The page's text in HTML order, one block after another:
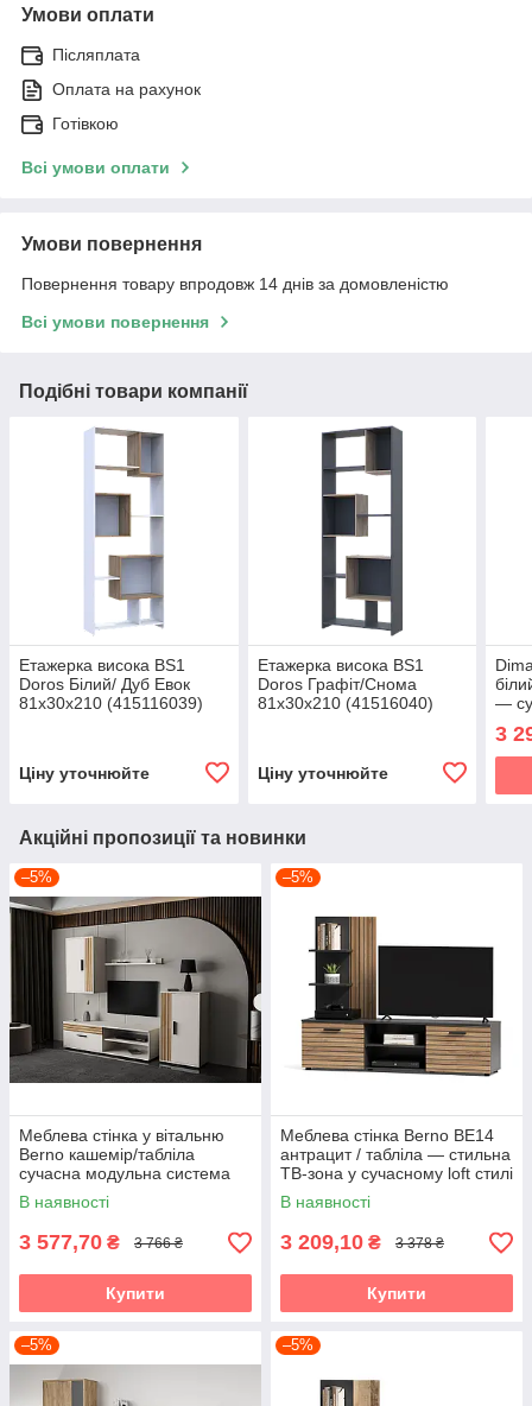
Умови оплати
Післяплата
Оплата на рахунок
Готівкою
Всі умови оплати
Умови повернення
Повернення товару впродовж 14 днів за домовленістю
Всі умови повернення
Подібні товари компанії
Етажерка висока BS1
Doros Білий/ Дуб Евок
81х30х210 (415116039)
Ціну уточнюйте
Етажерка висока BS1
Doros Графіт/Снома
81х30х210 (41516040)
Ціну уточнюйте
—
3
Акційні пропозиції та новинки
–5%
Меблева стінка у вітальню
Berno кашемір/табліла
сучасна модульна система
під телевізор Accord
В наявності
3 577,70 ₴ 3 766 ₴
Купити
–5%
Меблева стінка Berno BE14
антрацит / табліла — стильна
ТВ-зона у сучасному loft стилі
Accord
В наявності
3 209,10 ₴ 3 378 ₴
Купити
–5% –5%